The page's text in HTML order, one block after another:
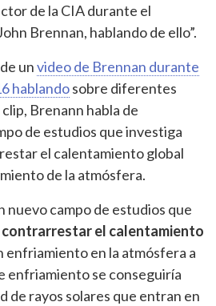
de la CIA durante el
Brennan, hablando de ello”.
unvideo de Brennan durante
hablandosobre diferentes
Brenann habla de
de estudios que investiga
el calentamiento global
de la atmósfera.
nuevo campo de estudios que
contrarrestar el calentamiento
enfriamiento en la atmósfera a
enfriamiento se conseguiría
de rayos solares que entran en